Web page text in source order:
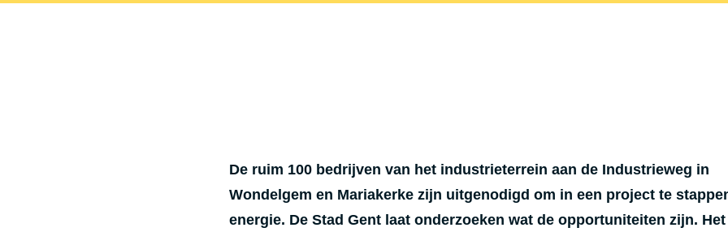
De ruim 100 bedrijven van het industrieterrein aan de Industrieweg in
Wondelgem en Mariakerke zijn uitgenodigd om in een project te
energie. De Stad Gent laat onderzoeken wat de opportuniteiten zijn.